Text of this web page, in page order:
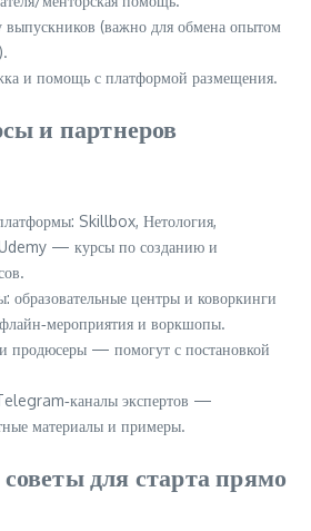
(важно для обмена опытом
и помощь с платформой размещения.
и партнеров
Skillbox, Нетология,
— курсы по созданию и
центры и коворкинги
и воркшопы.
— помогут с постановкой
экспертов —
материалы и примеры.
для старта прямо